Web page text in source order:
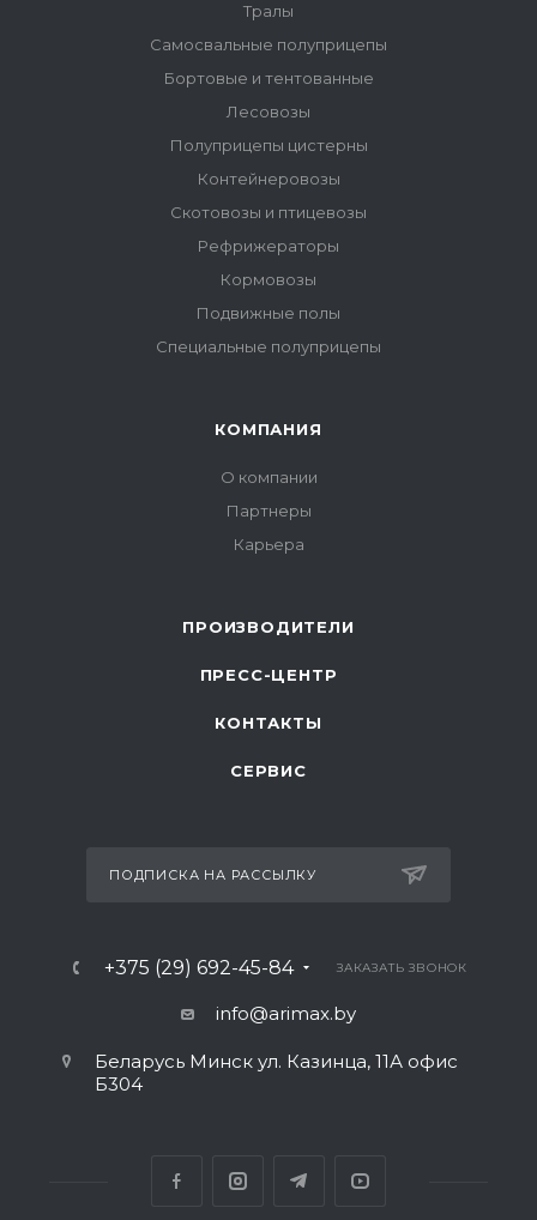
Тралы
Самосвальные полуприцепы
Бортовые и тентованные
Лесовозы
Полуприцепы цистерны
Контейнеровозы
Скотовозы и птицевозы
Рефрижераторы
Кормовозы
Подвижные полы
Специальные полуприцепы
КОМПАНИЯ
О компании
Партнеры
Карьера
ПРОИЗВОДИТЕЛИ
ПРЕСС-ЦЕНТР
КОНТАКТЫ
СЕРВИС
ПОДПИСКА НА РАССЫЛКУ
+375 (29) 692-45-84 ЗАКАЗАТЬ ЗВОНОК
info@arimax.by
Беларусь Минск ул. Казинца, 11А офис
Б304